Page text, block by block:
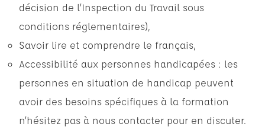
décision de l’Inspection du Travail sous
conditions réglementaires),
Savoir lire et comprendre le français,
Accessibilité aux personnes handicapées : les
personnes en situation de handicap peuvent
avoir des besoins spécifiques à la formation
n’hésitez pas à nous contacter pour en discuter.